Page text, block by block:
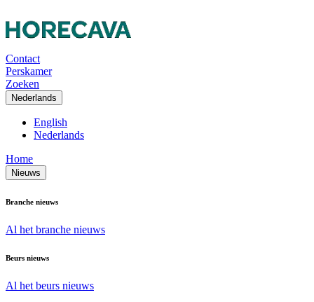
Contact
Perskamer
Zoeken
Nederlands
English
Nederlands
Home
Nieuws
Branche nieuws
Al het branche nieuws
Beurs nieuws
Al het beurs nieuws